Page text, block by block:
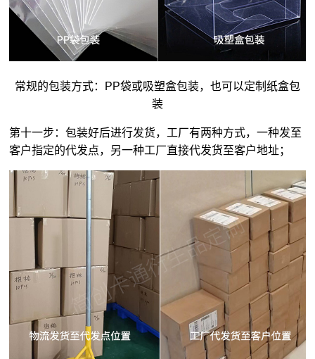
常规的包装方式：PP袋或吸塑盒包装，也可以定制纸盒包
装
第十一步：包装好后进行发货，工厂有两种方式，一种发至
客户指定的代发点，另一种工厂直接代发货至客户地址；